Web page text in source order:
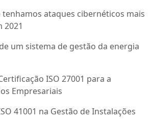
tenhamos ataques cibernéticos mais
2021
um sistema de gestão da energia
ISO 27001 para a
Empresariais
41001 na Gestão de Instalações